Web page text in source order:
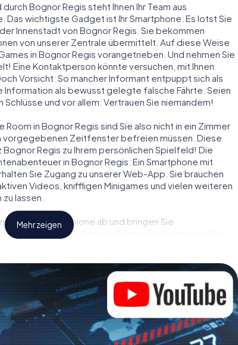
Bognor Regis steht Ihnen Ihr Team aus
wichtigste Gadget ist Ihr Smartphone: Es lotst Sie
Innenstadt von Bognor Regis. Sie bekommen
von unserer Zentrale übermittelt. Auf diese Weise
in Bognor Regis vorangetrieben. Und nehmen Sie
Eine Kontaktperson könnte versuchen, mit Ihnen
Vorsicht: So mancher Informant entpuppt sich als
als bewusst gelegte falsche Fährte. Seien
und vor allem: Vertrauen Sie niemandem!
in Bognor Regis sind Sie also nicht in ein Zimmer
vorgegebenen Zeitfenster befreien müssen. Diese
Regis zu Ihrem persönlichen Spielfeld! Die
in Bognor Regis: Ein Smartphone mit
Sie Zugang zu unserer Web-App. Sie brauchen
Videos, kniffligen Minigames und vielen weiteren
lassen.
Sie feindliche Spione ab und bringen Sie
diesem Escape Game in Bognor Regis müssen Sie
erhalten Zugang zu Ihrer ganz persönlichen
macht Bognor Regis zu Ihrem ganz persönlichen
in die Welt der Spionage und Geheimagenten und
Escape Room!
Mehr zeigen